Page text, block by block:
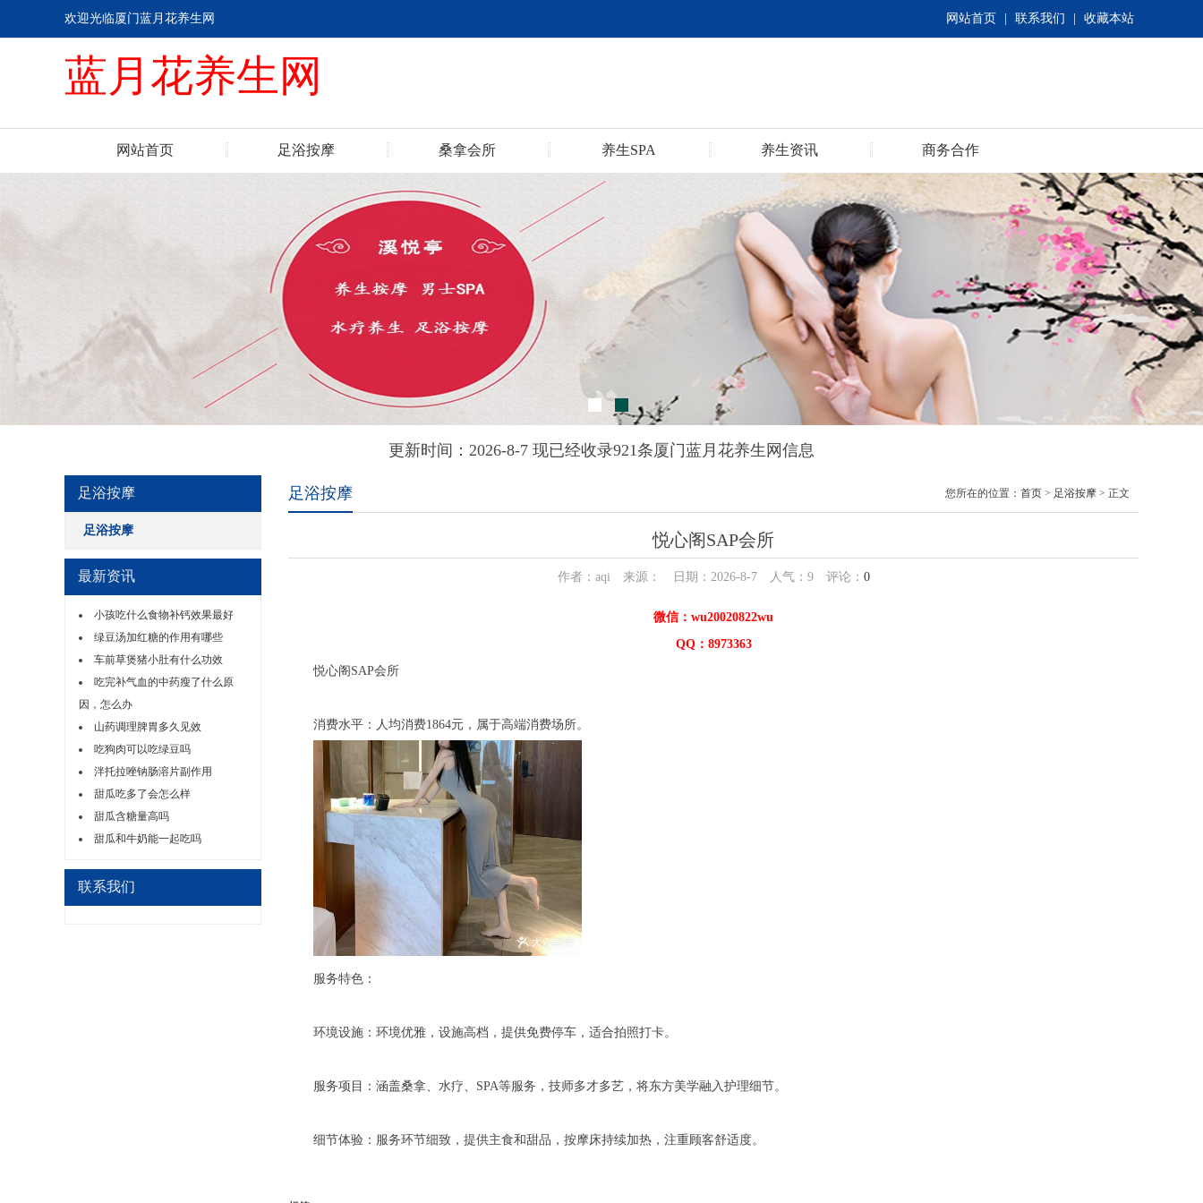
网站首页 联系我们 收藏本站
欢迎光临厦门蓝月花养生网
蓝月花养生网
网站首页 足浴按摩 桑拿会所 养生SPA 养生资讯 商务合作
更新时间：2026-8-7 现已经收录921条厦门蓝月花养生网信息
足浴按摩
足浴按摩
最新资讯
小孩吃什么食物补钙效果最好
绿豆汤加红糖的作用有哪些
车前草煲猪小肚有什么功效
吃完补气血的中药瘦了什么原
因，怎么办
山药调理脾胃多久见效
吃狗肉可以吃绿豆吗
泮托拉唑钠肠溶片副作用
甜瓜吃多了会怎么样
甜瓜含糖量高吗
甜瓜和牛奶能一起吃吗
联系我们
足浴按摩 您所在的位置： 首页 > 足浴按摩 > 正文
悦心阁SAP会所
作者：aqi 来源： 日期：2026-8-7 人气： 9评论： 0
微信：wu20020822wu
QQ：8973363
悦心阁SAP会所
消费水平：人均消费1864元，属于高端消费场所。
服务特色：
环境设施：环境优雅，设施高档，提供免费停车，适合拍照打卡。
服务项目：涵盖桑拿、水疗、SPA等服务，技师多才多艺，将东方美学融入护理细节。
细节体验：服务环节细致，提供主食和甜品，按摩床持续加热，注重顾客舒适度。